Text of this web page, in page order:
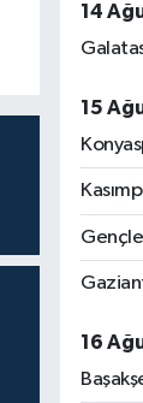
14
15
16